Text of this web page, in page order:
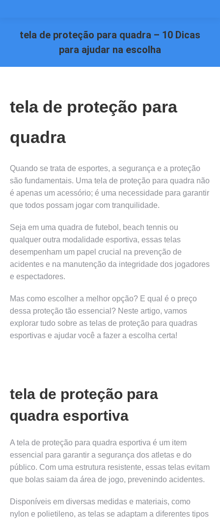
tela de proteção para quadra – 10 Dicas
para ajudar na escolha
tela de proteção para
quadra
Quando se trata de esportes, a segurança e a proteção
são fundamentais. Uma tela de proteção para quadra não
é apenas um acessório; é uma necessidade para garantir
que todos possam jogar com tranquilidade.
Seja em uma quadra de futebol, beach tennis ou
qualquer outra modalidade esportiva, essas telas
desempenham um papel crucial na prevenção de
acidentes e na manutenção da integridade dos jogadores
e espectadores.
Mas como escolher a melhor opção? E qual é o preço
dessa proteção tão essencial? Neste artigo, vamos
explorar tudo sobre as telas de proteção para quadras
esportivas e ajudar você a fazer a escolha certa!
tela de proteção para
quadra esportiva
A tela de proteção para quadra esportiva é um item
essencial para garantir a segurança dos atletas e do
público. Com uma estrutura resistente, essas telas evitam
que bolas saiam da área de jogo, prevenindo acidentes.
Disponíveis em diversas medidas e materiais, como
nylon e polietileno, as telas se adaptam a diferentes tipos